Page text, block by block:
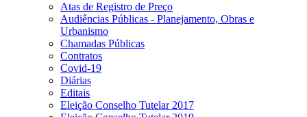
Atas de Registro de Preço
Audiências Públicas - Planejamento, Obras e
Urbanismo
Chamadas Públicas
Contratos
Covid-19
Diárias
Editais
Eleição Conselho Tutelar 2017